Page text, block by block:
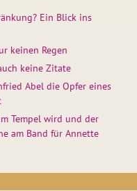
Ein Blick ins
keinen Regen
keine Zitate
Abel die Opfer eines
Tempel wird und der
am Band für Annette